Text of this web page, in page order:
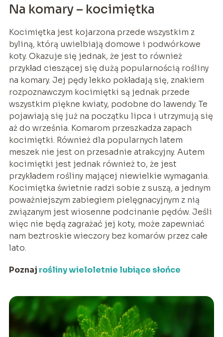
Na komary – kocimiętka
Kocimiętka jest kojarzona przede wszystkim z
byliną, którą uwielbiają domowe i podwórkowe
koty. Okazuje się jednak, że jest to również
przykład cieszącej się dużą popularnością rośliny
na komary. Jej pędy lekko pokładają się, znakiem
rozpoznawczym kocimiętki są jednak przede
wszystkim piękne kwiaty, podobne do lawendy. Te
pojawiają się już na początku lipca i utrzymują się
aż do września. Komarom przeszkadza zapach
kocimiętki. Również dla popularnych latem
meszek nie jest on przesadnie atrakcyjny. Autem
kocimiętki jest jednak również to, że jest
przykładem rośliny mającej niewielkie wymagania.
Kocimiętka świetnie radzi sobie z suszą, a jednym
poważniejszym zabiegiem pielęgnacyjnym z nią
związanym jest wiosenne podcinanie pędów. Jeśli
więc nie będą zagrażać jej koty, może zapewniać
nam beztroskie wieczory bez komarów przez całe
lato.
Poznaj rośliny wieloletnie lubiące słońce